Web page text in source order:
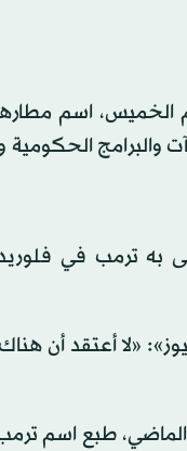
الخميس، اسم
والبرامج
به ترمب في
«لا أعتقد أن
الماضي، طبع اسم